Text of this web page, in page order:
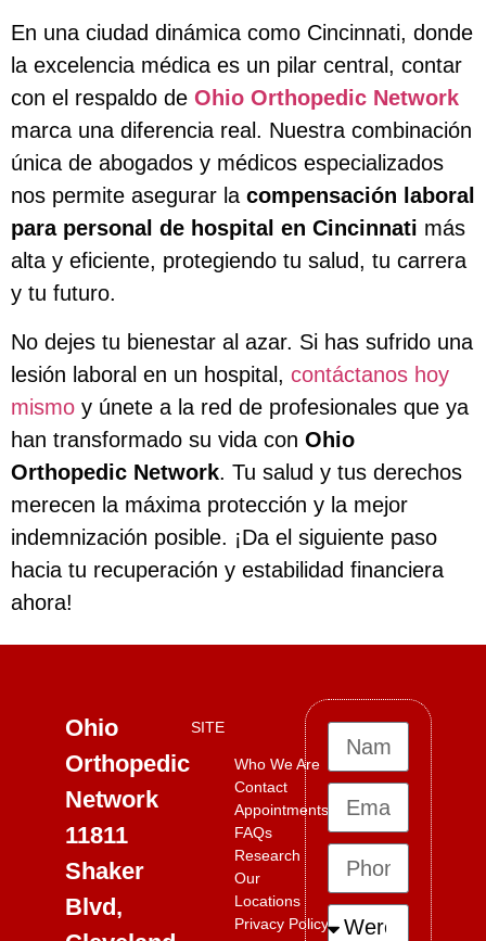
En una ciudad dinámica como Cincinnati, donde
la excelencia médica es un pilar central, contar
con el respaldo de Ohio Orthopedic Network
marca una diferencia real. Nuestra combinación
única de abogados y médicos especializados
nos permite asegurar la compensación laboral
para personal de hospital en Cincinnati más
alta y eficiente, protegiendo tu salud, tu carrera
y tu futuro.
No dejes tu bienestar al azar. Si has sufrido una
lesión laboral en un hospital, contáctanos hoy
mismo y únete a la red de profesionales que ya
han transformado su vida con Ohio
Orthopedic Network. Tu salud y tus derechos
merecen la máxima protección y la mejor
indemnización posible. ¡Da el siguiente paso
hacia tu recuperación y estabilidad financiera
ahora!
Ohio
Orthopedic
Network
11811
Shaker
Blvd,
SITE
Who We Are
Contact
Appointments
FAQs
Research
Our
Locations
Privacy Policy